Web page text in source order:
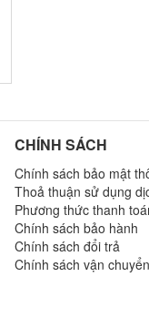
CHÍNH SÁCH
Chính sách bảo mật
Thoả thuận sử dụng
Phương thức thanh
Chính sách bảo hành
Chính sách đổi trả
Chính sách vận chuyển